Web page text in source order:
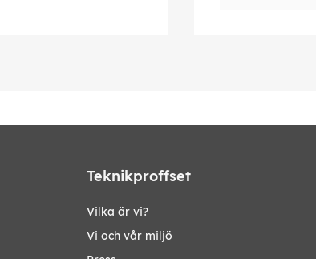
Teknikproffset
Vilka är vi?
Vi och vår miljö